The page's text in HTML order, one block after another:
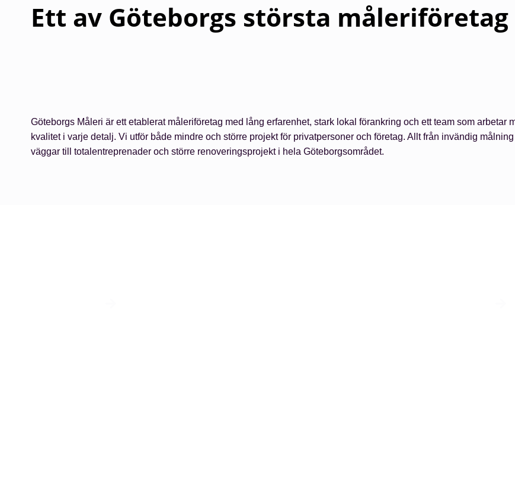
Ett av Göteborgs största måleriföretag
Göteborgs Måleri är ett etablerat måleriföretag med lång erfarenhet, stark lokal förankring och ett team som arbetar
kvalitet i varje detalj. Vi utför både mindre och större projekt för privatpersoner och företag. Allt från invändig
väggar till totalentreprenader och större renoveringsprojekt i hela Göteborgsområdet.